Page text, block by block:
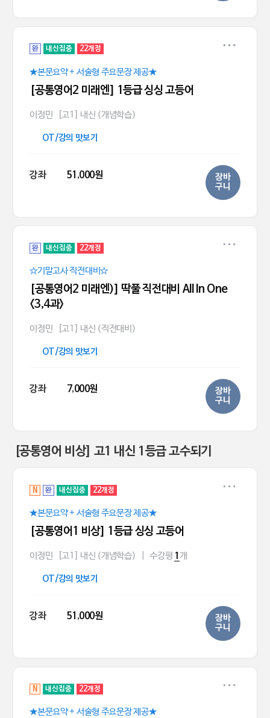
완 내신집중 22개정
★본문요약 + 서술형 주요문장 제공★
[공통영어2 미래엔] 1등급 싱싱 고등어
이정민 [고1] 내신 (개념학습)
OT/강의 맛보기
강좌 51,000원
장바
구니
완 내신집중 22개정
☆기말고사 직전대비☆
[공통영어2 미래엔)] 딱풀 직전대비 All In One
<3,4과>
이정민 [고1] 내신 (직전대비)
OT/강의 맛보기
강좌 7,000원
장바
구니
[공통영어 비상] 고1 내신 1등급 고수되기
N 완 내신집중 22개정
★본문요약 + 서술형 주요문장 제공★
[공통영어1 비상] 1등급 싱싱 고등어
이정민 [고1] 내신 (개념학습) 수강평 1 개
OT/강의 맛보기
강좌 51,000원
장바
구니
N 내신집중 22개정
★본문요약 + 서술형 주요문장 제공★